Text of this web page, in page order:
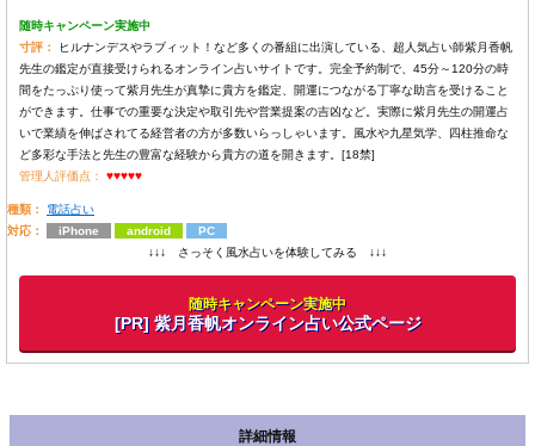
随時キャンペーン実施中
寸評：
ヒルナンデスやラブィット！など多くの番組に出演している、超人気占い師紫月香帆
先生の鑑定が直接受けられるオンライン占いサイトです。完全予約制で、45分～120分の時
間をたっぷり使って紫月先生が真摯に貴方を鑑定、開運につながる丁寧な助言を受けること
ができます。仕事での重要な決定や取引先や営業提案の吉凶など。実際に紫月先生の開運占
いで業績を伸ばされてる経営者の方が多数いらっしゃいます。風水や九星気学、四柱推命な
ど多彩な手法と先生の豊富な経験から貴方の道を開きます。[18禁]
管理人評価点： ♥♥♥♥♥
種類：
電話占い
対応：
iPhone android
PC
↓↓↓ さっそく風水占いを体験してみる ↓↓↓
随時キャンペーン実施中
[PR] 紫月香帆オンライン占い公式ページ
詳細情報